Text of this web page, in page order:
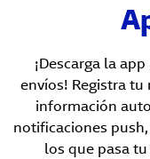
¡Descarga la
envíos! Registra
información
notificaciones
los que pasa